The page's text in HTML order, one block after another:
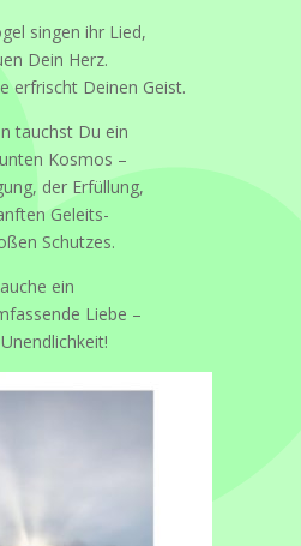
singen ihr Lied,
Dein Herz.
erfrischt Deinen Geist.
tauchst Du ein
Kosmos –
der Erfüllung,
Geleits-
Schutzes.
ein
Liebe –